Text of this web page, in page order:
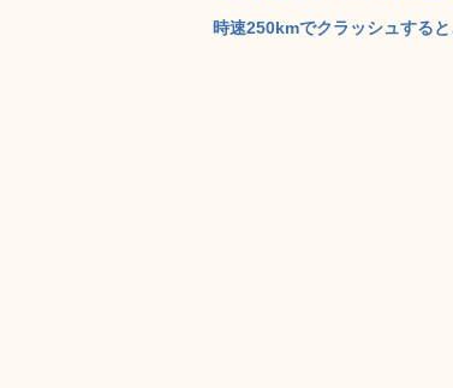
時速250kmでクラッシュする